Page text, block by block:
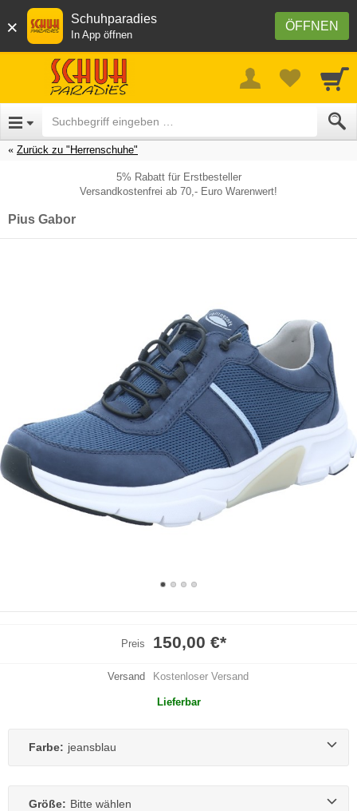
× ÖFFNEN
Schuhparadies
In App öffnen
Zurück zu "Herrenschuhe"
5% Rabatt für Erstbesteller
Versandkostenfrei ab 70,- Euro Warenwert!
Pius Gabor
Preis 150,00 €*
Versand Kostenloser Versand
Lieferbar
Farbe: jeansblau
Größe: Bitte wählen